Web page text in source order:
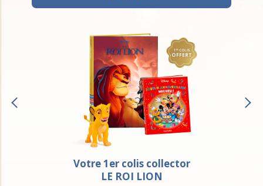
Votre 1er colis collector
LE ROI LION